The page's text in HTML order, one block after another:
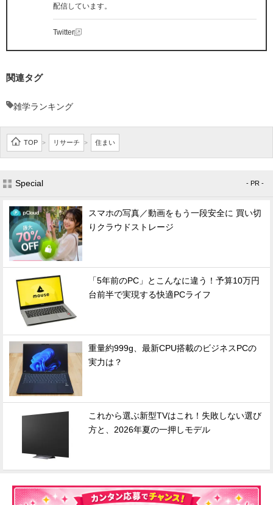
配信しています。
Twitter
関連タグ
雑学ランキング
TOP > リサーチ > 住まい
Special - PR -
スマホの写真／動画をもう一段安全に 買い切
りクラウドストレージ
「5年前のPC」とこんなに違う！予算10万円
台前半で実現する快適PCライフ
重量約999g、最新CPU搭載のビジネスPCの
実力は？
これから選ぶ新型TVはこれ！失敗しない選び
方と、2026年夏の一押しモデル